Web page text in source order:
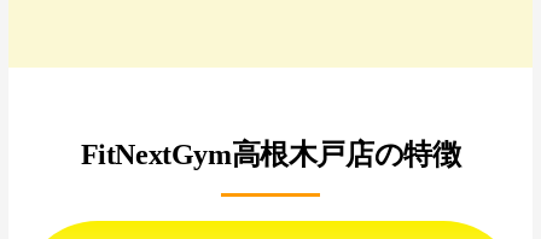
FitNextGym高根木戸店の特徴